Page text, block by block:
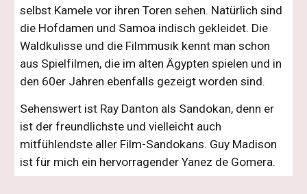
selbst Kamele vor ihren Toren sehen. Natürlich sind
die Hofdamen und Samoa indisch gekleidet. Die
Waldkulisse und die Filmmusik kennt man schon
aus Spielfilmen, die im alten Ägypten spielen und in
den 60er Jahren ebenfalls gezeigt worden sind.
Sehenswert ist Ray Danton als Sandokan, denn er
ist der freundlichste und vielleicht auch
mitfühlendste aller Film-Sandokans. Guy Madison
ist für mich ein hervorragender Yanez de Gomera.